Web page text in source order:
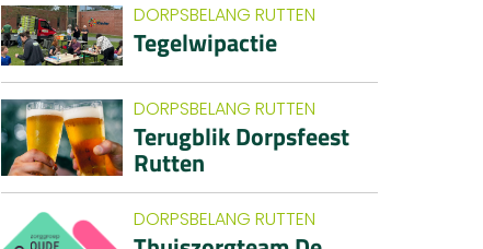
DORPSBELANG RUTTEN
Tegelwipactie
DORPSBELANG RUTTEN
Terugblik Dorpsfeest
Rutten
DORPSBELANG RUTTEN